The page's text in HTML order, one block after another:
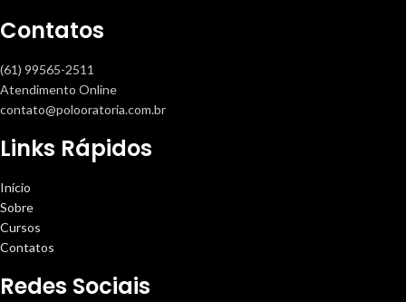
Contatos
(61) 99565-2511
Atendimento Online
contato@polooratoria.com.br
Links Rápidos
Início
Sobre
Cursos
Contatos
Redes Sociais